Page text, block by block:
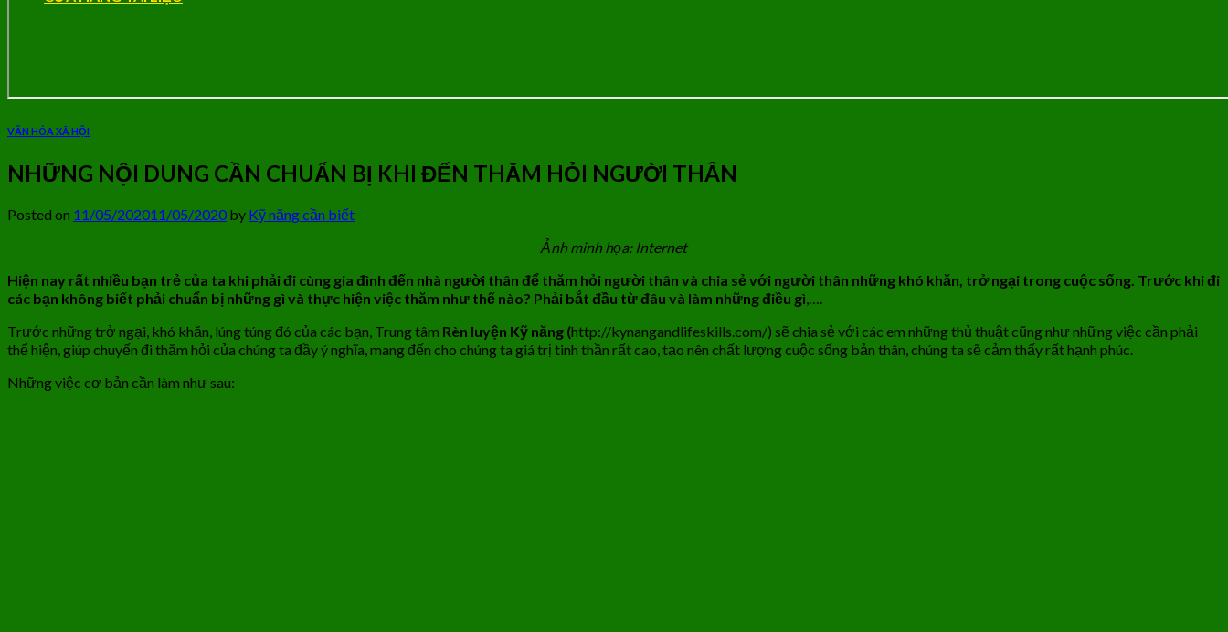
VĂN HÓA XÃ HỘI
NHỮNG NỘI DUNG CẦN CHUẨN BỊ KHI ĐẾN THĂM HỎI NGƯỜI THÂN
Posted on 11/05/202011/05/2020by Kỹ năng cần biết
Ảnh minh họa: Internet
Hiện nay rất nhiều bạn trẻ của ta khi phải đi cùng gia đình đến nhà người thân để thăm hỏi người thân và chia sẻ với người thân những khó khăn, trở ngại trong cuộc sống. Trước khi đi
các bạn không biết phải chuẩn bị những gì và thực hiện việc thăm như thế nào? Phải bắt đầu từ đâu và làm những điều gì,….
Trước những trở ngại, khó khăn, lúng túng đó của các bạn, Trung tâm Rèn luyện Kỹ năng (http://kynangandlifeskills.com/) sẽ chia sẻ với các em những thủ thuật cũng như những việc cần phải
thể hiện, giúp chuyến đi thăm hỏi của chúng ta đầy ý nghĩa, mang đến cho chúng ta giá trị tinh thần rất cao, tạo nên chất lượng cuộc sống bản thân, chúng ta sẽ cảm thấy rất hạnh phúc.
Những việc cơ bản cần làm như sau: